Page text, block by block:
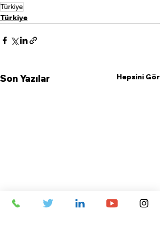
Türkiye
Türkiye
Son Yazılar Hepsini Gör